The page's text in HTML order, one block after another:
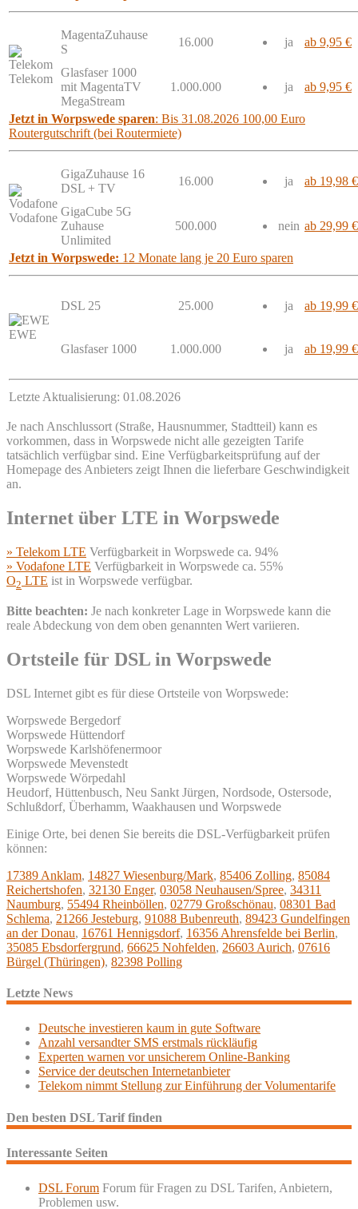
Telekom
MagentaZuhause
S
16.000 ja ab 9,95 €
Glasfaser 1000
mit MagentaTV
MegaStream
1.000.000 ja ab 9,95 €
Jetzt in Worpswede sparen: Bis 31.08.2026 100,00 Euro
Routergutschrift (bei Routermiete)
Vodafone
GigaZuhause 16
DSL + TV
16.000 ja ab 19,98 €
GigaCube 5G
Zuhause
Unlimited
500.000 nein ab 29,99 €
Jetzt in Worpswede: 12 Monate lang je 20 Euro sparen
EWE
DSL 25 25.000 ja ab 19,99 €
Glasfaser 1000 1.000.000 ja ab 19,99 €
Letzte Aktualisierung: 01.08.2026
Je nach Anschlussort (Straße, Hausnummer, Stadtteil) kann es
vorkommen, dass in Worpswede nicht alle gezeigten Tarife
tatsächlich verfügbar sind. Eine Verfügbarkeitsprüfung auf der
Homepage des Anbieters zeigt Ihnen die lieferbare Geschwindigkeit
an.
Internet über LTE in Worpswede
» Telekom LTE Verfügbarkeit in Worpswede ca. 94%
» Vodafone LTE Verfügbarkeit in Worpswede ca. 55%
O2 LTE ist in Worpswede verfügbar.
Bitte beachten: Je nach konkreter Lage in Worpswede kann die
reale Abdeckung von dem oben genannten Wert variieren.
Ortsteile für DSL in Worpswede
DSL Internet gibt es für diese Ortsteile von Worpswede:
Worpswede Bergedorf
Worpswede Hüttendorf
Worpswede Karlshöfenermoor
Worpswede Mevenstedt
Worpswede Wörpedahl
Heudorf, Hüttenbusch, Neu Sankt Jürgen, Nordsode, Ostersode,
Schlußdorf, Überhamm, Waakhausen und Worpswede
Einige Orte, bei denen Sie bereits die DSL-Verfügbarkeit prüfen
können:
17389 Anklam, 14827 Wiesenburg/Mark, 85406 Zolling, 85084
Reichertshofen, 32130 Enger, 03058 Neuhausen/Spree, 34311
Naumburg, 55494 Rheinböllen, 02779 Großschönau, 08301 Bad
Schlema, 21266 Jesteburg, 91088 Bubenreuth, 89423 Gundelfingen
an der Donau, 16761 Hennigsdorf, 16356 Ahrensfelde bei Berlin,
35085 Ebsdorfergrund, 66625 Nohfelden, 26603 Aurich, 07616
Bürgel (Thüringen), 82398 Polling
Letzte News
Deutsche investieren kaum in gute Software
Anzahl versandter SMS erstmals rückläufig
Experten warnen vor unsicherem Online-Banking
Service der deutschen Internetanbieter
Telekom nimmt Stellung zur Einführung der Volumentarife
Den besten DSL Tarif finden
Interessante Seiten
DSL Forum Forum für Fragen zu DSL Tarifen, Anbietern,
Problemen usw.